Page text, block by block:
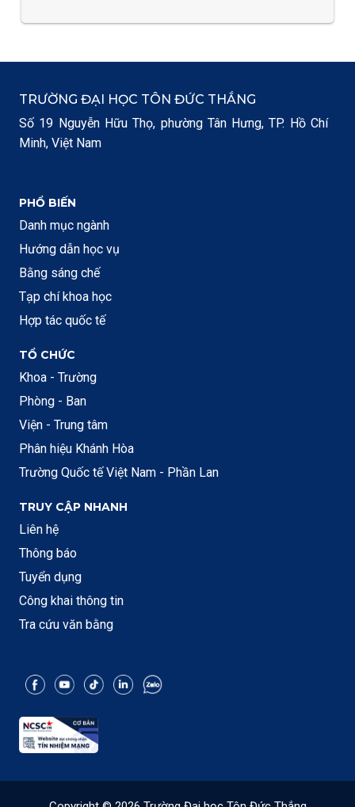
TRƯỜNG ĐẠI HỌC TÔN ĐỨC THẮNG
Số 19 Nguyễn Hữu Thọ, phường Tân Hưng, TP. Hồ Chí
Minh, Việt Nam
PHỔ BIẾN
Danh mục ngành
Hướng dẫn học vụ
Bằng sáng chế
Tạp chí khoa học
Hợp tác quốc tế
TỔ CHỨC
Khoa - Trường
Phòng - Ban
Viện - Trung tâm
Phân hiệu Khánh Hòa
Trường Quốc tế Việt Nam - Phần Lan
TRUY CẬP NHANH
Liên hệ
Thông báo
Tuyển dụng
Công khai thông tin
Tra cứu văn bằng